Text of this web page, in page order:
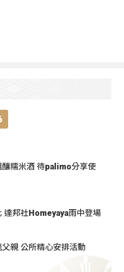
釀糯米酒 待palimo分享使
達邦社Homeyaya雨中登場
親 公所精心安排活動